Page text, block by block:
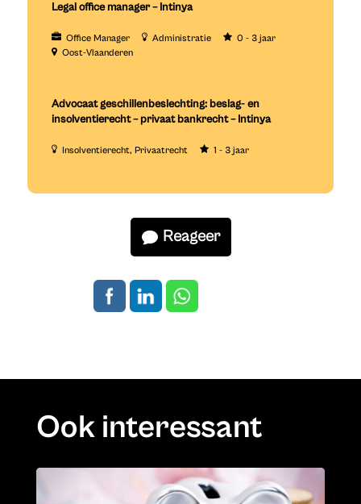
Legal office manager – Intinya
Office Manager Administratie
0 - 3 jaar
Oost-Vlaanderen
Advocaat geschillenbeslechting: beslag- en
insolventierecht – privaat bankrecht – Intinya
Insolventierecht Privaatrecht 1 - 3 jaar
Reageer
Ook interessant